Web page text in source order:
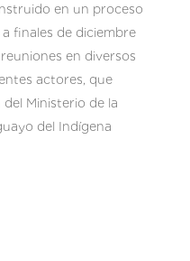
en un proceso
finales de diciembre
en diversos
actores, que
Ministerio de la
del Indígena